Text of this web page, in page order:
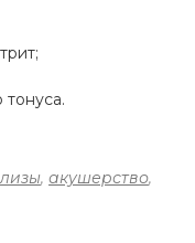
, акушерство,